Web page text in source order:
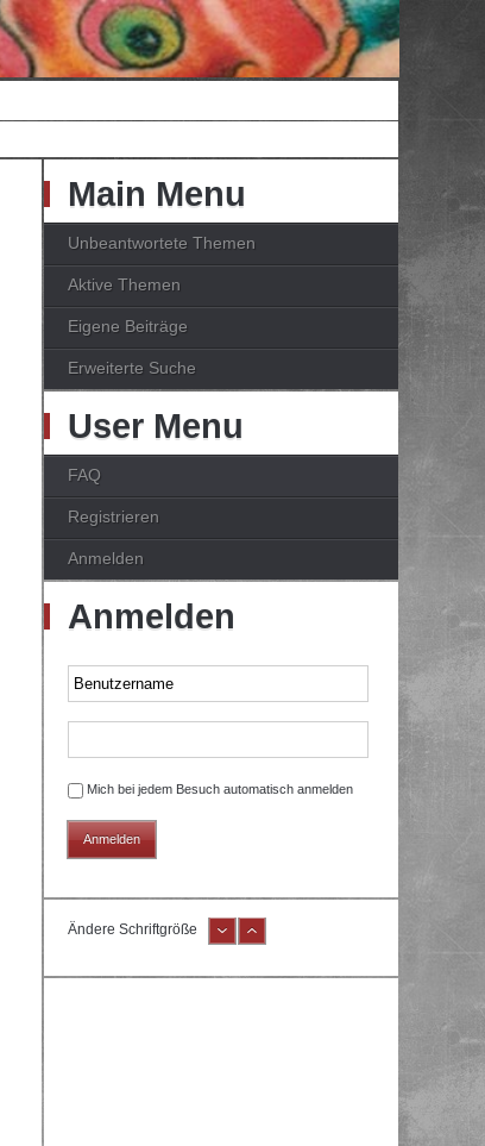
Main Menu
Unbeantwortete Themen
Aktive Themen
Eigene Beiträge
Erweiterte Suche
User Menu
FAQ
Registrieren
Anmelden
Anmelden
Mich bei jedem Besuch automatisch anmelden
Ändere Schriftgröße